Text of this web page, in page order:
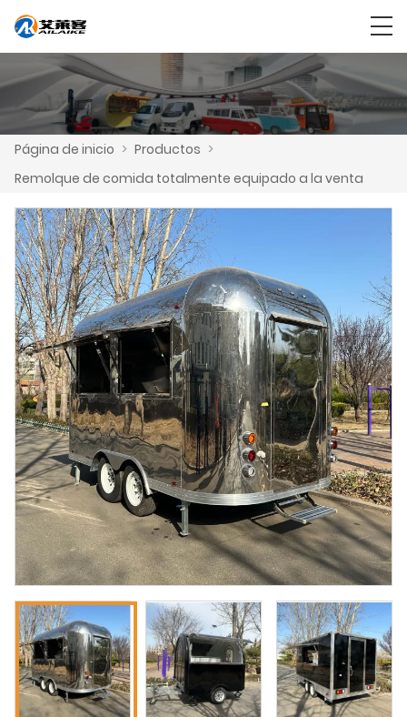
Página de inicio > Productos >
Remolque de comida totalmente equipado a la venta